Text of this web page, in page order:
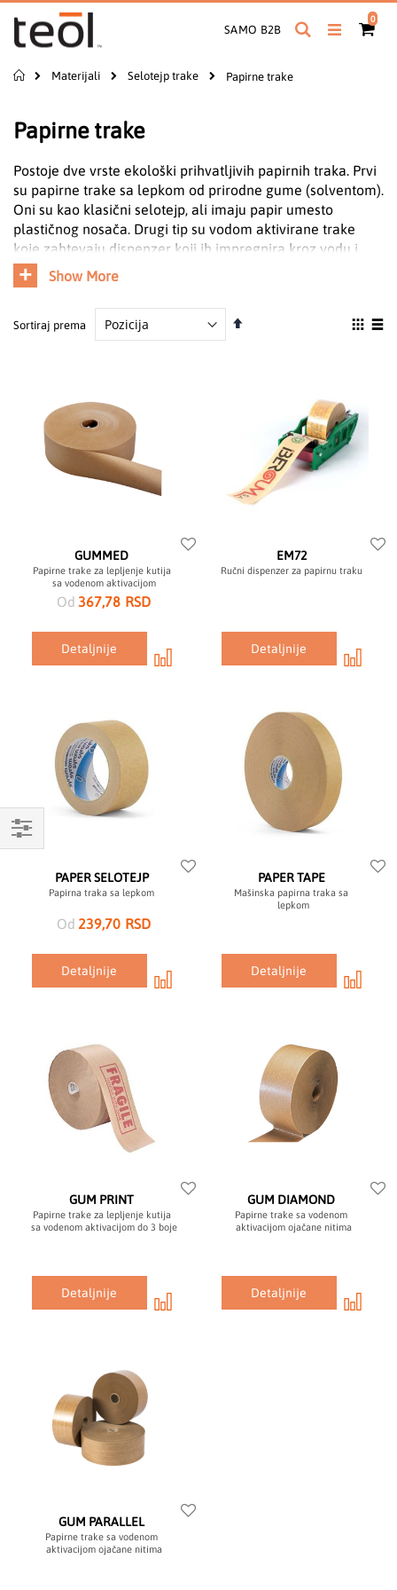
na
sadržaj
Cart
0
SAMO B2B Pretraga
Početna
Materijali Selotejp trake Papirne trake
Papirne trake
Postoje dve vrste ekološki prihvatljivih papirnih traka. Prvi
su papirne trake sa lepkom od prirodne gume (solventom).
Oni su kao klasični selotejp, ali imaju papir umesto
plastičnog nosača. Drugi tip su vodom aktivirane trake
koje zahtevaju dispenzer koji ih impregnira kroz vodu i
aktivira njihovu sposobnost prijanjanja. Gumirane trake se
100% mogu reciklirati, jer se njihov lepak sastoji od
krompirovog škroba i možete ih odložiti direktno u kante
za reciklažu papira.
Show More
Sortiraj prema
Podesite
GUMMED
Papirne trake za lepljenje kutija
sa vodenom aktivacijom
Od 367,78 RSD
Detaljnije
EM72
Ručni dispenzer za papirnu traku
Detaljnije
PAPER SELOTEJP
Papirna traka sa lepkom
Od 239,70 RSD
Detaljnije
PAPER TAPE
Mašinska papirna traka sa
lepkom
Detaljnije
GUM PRINT
Papirne trake za lepljenje kutija
sa vodenom aktivacijom do 3 boje
Detaljnije
GUM DIAMOND
Papirne trake sa vodenom
aktivacijom ojačane nitima
Detaljnije
GUM PARALLEL
Papirne trake sa vodenom
aktivacijom ojačane nitima
Mogućnosti
kupovine